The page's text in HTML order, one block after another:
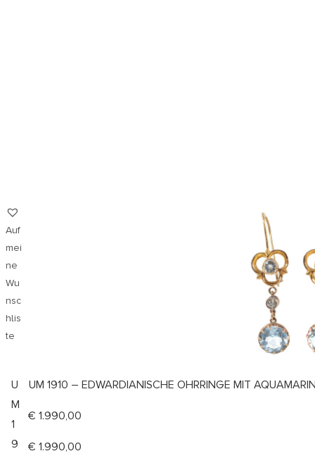
Auf
mei
ne
Wu
nsc
hlis
te
U
M
1
9
UM 1910 – EDWARDIANISCHE OHRRINGE MIT
€ 1.990,00
€ 1.990,00